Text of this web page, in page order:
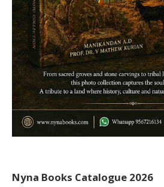
Nyna Books Catalogue 2026